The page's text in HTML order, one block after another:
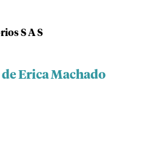
S A S
Erica Machado